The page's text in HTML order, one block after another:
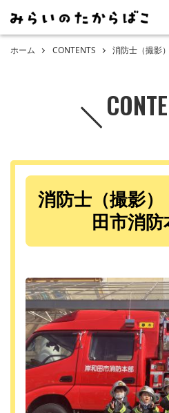
ホーム CONTENTS 消防士（撮影
消防士（撮影
田市消防